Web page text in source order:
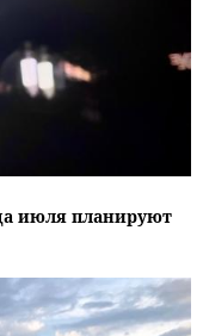
июля планируют